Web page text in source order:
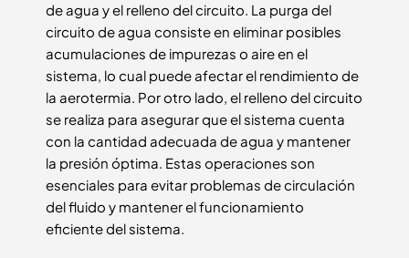
de agua y el relleno del circuito. La purga del
circuito de agua consiste en eliminar posibles
acumulaciones de impurezas o aire en el
sistema, lo cual puede afectar el rendimiento de
la aerotermia. Por otro lado, el relleno del circuito
se realiza para asegurar que el sistema cuenta
con la cantidad adecuada de agua y mantener
la presión óptima. Estas operaciones son
esenciales para evitar problemas de circulación
del fluido y mantener el funcionamiento
eficiente del sistema.